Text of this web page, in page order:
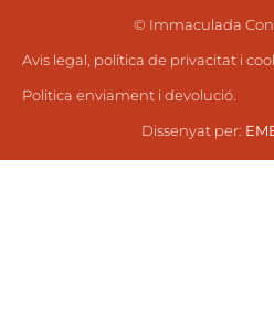
© Immaculada
Avis legal, política de privacitat i
Politica enviament i devolució.
Dissenyat per: